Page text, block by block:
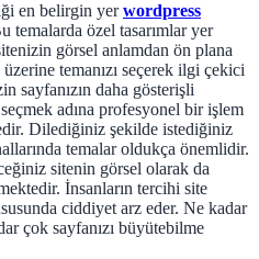
en belirgin yerwordpress
temalarda özel tasarımlar yer
görsel anlamdan ön plana
üzerine temanızı seçerek ilgi çekici
sayfanızın daha gösterişli
seçmek adına profesyonel bir işlem
Dilediğiniz şekilde istediğiniz
temalar oldukça önemlidir.
sitenin görsel olarak da
İnsanların tercihi site
ciddiyet arz eder. Ne kadar
çok sayfanızı büyütebilme